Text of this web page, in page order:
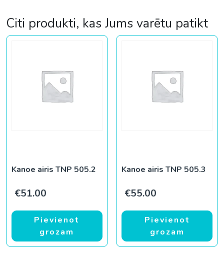
Citi produkti, kas Jums varētu patikt
Kanoe airis TNP 505.2
€51.00
Pievienot
grozam
Kanoe airis TNP 505.3
€55.00
Pievienot
grozam